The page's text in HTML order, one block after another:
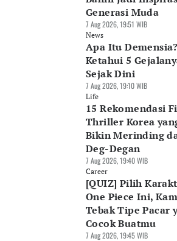
Generasi Muda
7 Aug 2026, 19:51 WIB
News
Apa Itu Demensia?
Ketahui 5
Sejak Dini
7 Aug 2026, 19:10 WIB
Life
15 Rekomendasi
Thriller Korea
Bikin Merinding
Deg-Degan
7 Aug 2026, 19:40 WIB
Career
[QUIZ] Pilih
One Piece Ini,
Tebak Tipe Pacar
Cocok Buatmu
7 Aug 2026, 19:45 WIB